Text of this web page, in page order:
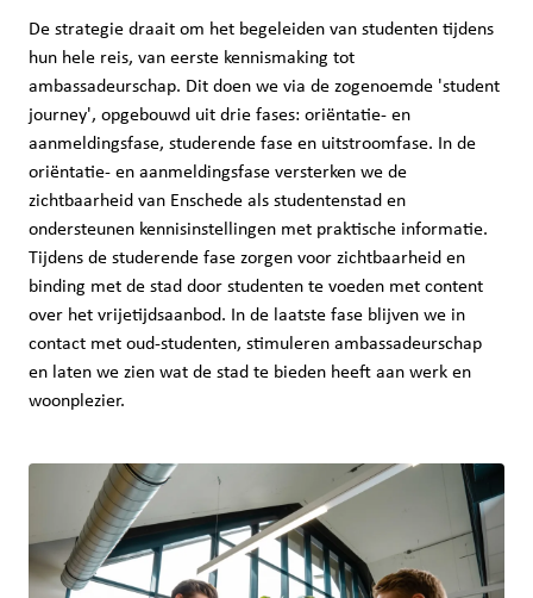
De strategie draait om het begeleiden van studenten tijdens
hun hele reis, van eerste kennismaking tot
ambassadeurschap. Dit doen we via de zogenoemde 'student
journey', opgebouwd uit drie fases: oriëntatie- en
aanmeldingsfase, studerende fase en uitstroomfase. In de
oriëntatie- en aanmeldingsfase versterken we de
zichtbaarheid van Enschede als studentenstad en
ondersteunen kennisinstellingen met praktische informatie.
Tijdens de studerende fase zorgen voor zichtbaarheid en
binding met de stad door studenten te voeden met content
over het vrijetijdsaanbod. In de laatste fase blijven we in
contact met oud-studenten, stimuleren ambassadeurschap
en laten we zien wat de stad te bieden heeft aan werk en
woonplezier.